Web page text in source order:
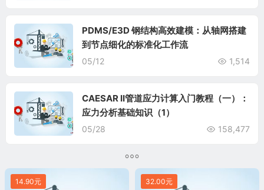
PDMS/E3D 钢结构高效建模：从轴网搭建
到节点细化的标准化工作流
05/12 1,514
CAESAR II管道应力计算入门教程（一）：
应力分析基础知识（1）
05/28 158,477
14.90元 32.00元